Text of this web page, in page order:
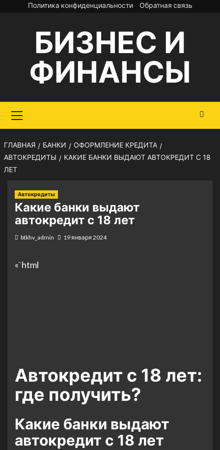
Перейти
содержимому
Политика конфиденциальности Обратная связь
БИЗНЕС И
ФИНАНСЫ
меню
ГЛАВНАЯ БАНКИ
ОФОРМЛЕНИЕ КРЕДИТА
АВТОКРЕДИТЫ
КАКИЕ БАНКИ ВЫДАЮТ АВТОКРЕДИТ С 18
ЛЕТ
Автокредиты
Какие банки выдают
автокредит с 18 лет
btkhv_admin 19 января 2024
«`html
Автокредит с 18 лет:
где получить?
Какие банки выдают
автокредит с 18 лет